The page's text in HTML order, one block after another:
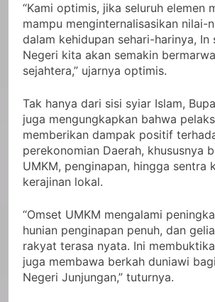
“Kami optimis, jika seluruh elemen
mampu menginternalisasikan nilai-
dalam kehidupan sehari-harinya, In
Negeri kita akan semakin
sejahtera,” ujarnya optimis.
Tak hanya dari sisi syiar Islam,
juga mengungkapkan bahwa
memberikan dampak positif
perekonomian Daerah, khususnya
UMKM, penginapan, hingga sentra
kerajinan lokal.
“Omset UMKM mengalami
hunian penginapan penuh, dan
rakyat terasa nyata. Ini
juga membawa berkah duniawi
Negeri Junjungan,” tuturnya.